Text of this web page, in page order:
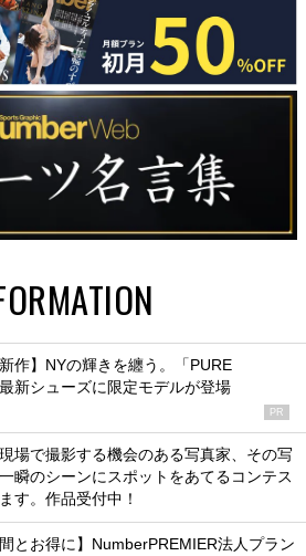
新作】NYの輝きを纏う。「PURE
新シューズに限定モデルが登場
PR
場で撮影する機会のある写真家、その写
瞬のシーンにスポットをあてるコンテス
す。作品受付中！
間とお得に】NumberPREMIER法人プラン